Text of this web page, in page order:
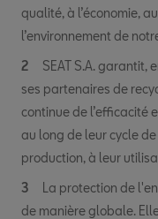
qualité, à l’économie,
l’environnement de
SEAT S.A. garantit,
ses partenaires de
continue de l’efficacité
au long de leur cycle
production, à leur
La protection de
de manière globale.